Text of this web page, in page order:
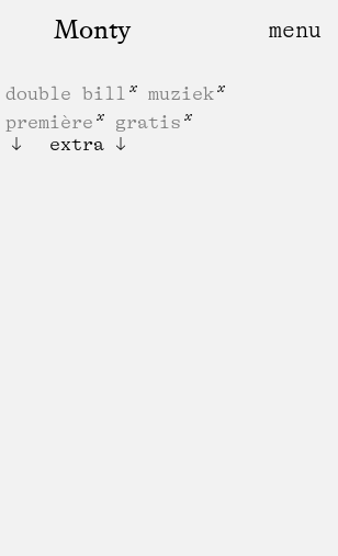
Monty
double bill
muziek
première
gratis
extra